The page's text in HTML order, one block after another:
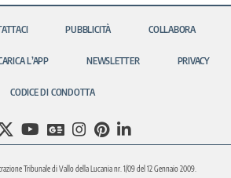
PUBBLICITÀ COLLABORA
L’APP NEWSLETTER PRIVACY
CODICE DI CONDOTTA
Tribunale di Vallo della Lucania nr. 1/09 del 12 Gennaio 2009.